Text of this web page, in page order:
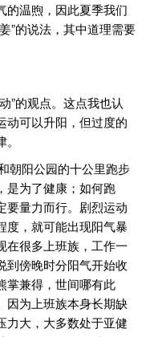
的温煦，因此夏季我们
”的说法，其中道理需要
”的观点。这点我也认
动可以升阳，但过度的
朝阳公园的十公里跑步
是为了健康；如何跑
要量力而行。剧烈运动
度，就可能出现阳气暴
在很多上班族，工作一
到傍晚时分阳气开始收
掌兼得，世间哪有此
因为上班族本身长期缺
力大，大多数处于亚健